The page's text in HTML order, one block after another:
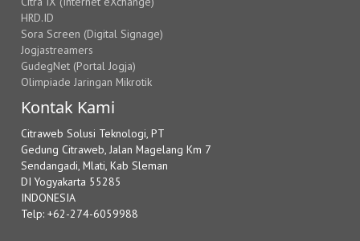
HRD.ID
Sora Screen (Digital Signage)
Jogjastreamers
GudegNet (Portal Jogja)
Olimpiade Jaringan Mikrotik
Kontak Kami
Citraweb Solusi Teknologi, PT
Gedung Citraweb, Jalan Magelang Km 7
Sendangadi, Mlati, Kab Sleman
DI Yogyakarta 55285
INDONESIA
Telp: +62-274-6059988